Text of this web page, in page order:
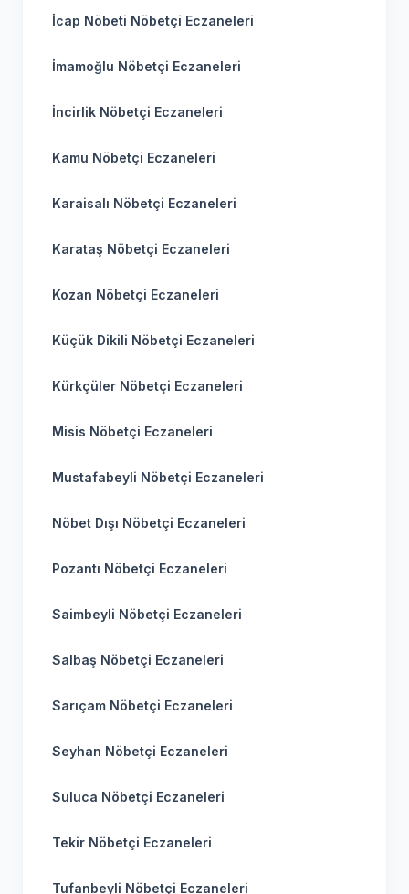
İcap Nöbeti Nöbetçi Eczaneleri
İmamoğlu Nöbetçi Eczaneleri
İncirlik Nöbetçi Eczaneleri
Kamu Nöbetçi Eczaneleri
Karaisalı Nöbetçi Eczaneleri
Karataş Nöbetçi Eczaneleri
Kozan Nöbetçi Eczaneleri
Küçük Dikili Nöbetçi Eczaneleri
Kürkçüler Nöbetçi Eczaneleri
Misis Nöbetçi Eczaneleri
Mustafabeyli Nöbetçi Eczaneleri
Nöbet Dışı Nöbetçi Eczaneleri
Pozantı Nöbetçi Eczaneleri
Saimbeyli Nöbetçi Eczaneleri
Salbaş Nöbetçi Eczaneleri
Sarıçam Nöbetçi Eczaneleri
Seyhan Nöbetçi Eczaneleri
Suluca Nöbetçi Eczaneleri
Tekir Nöbetçi Eczaneleri
Tufanbeyli Nöbetçi Eczaneleri